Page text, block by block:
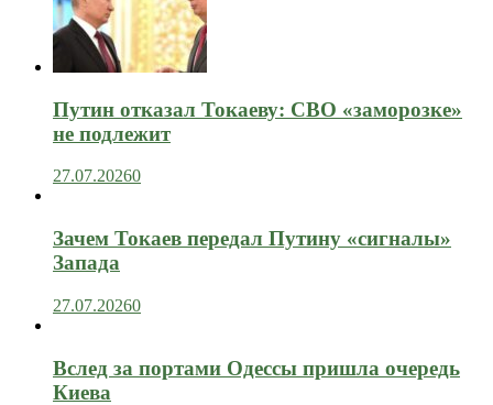
Путин отказал Токаеву: СВО «заморозке»
не подлежит
27.07.20260
Зачем Токаев передал Путину «сигналы»
Запада
27.07.20260
Вслед за портами Одессы пришла очередь
Киева